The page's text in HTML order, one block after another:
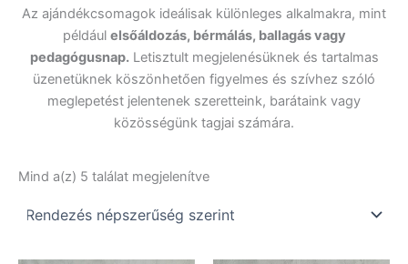
Az ajándékcsomagok ideálisak különleges alkalmakra, mint
például elsőáldozás, bérmálás, ballagás vagy
pedagógusnap.Letisztult megjelenésüknek és tartalmas
üzenetüknek köszönhetően figyelmes és szívhez szóló
meglepetést jelentenek szeretteink, barátaink vagy
közösségünk tagjai számára.
Mind a(z) 5 találat megjelenítveSorted